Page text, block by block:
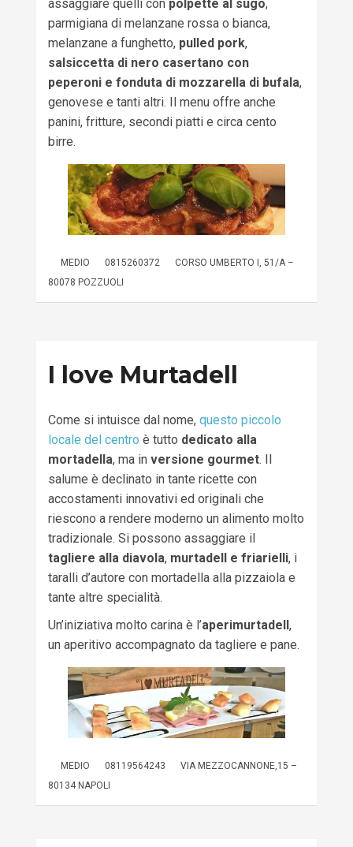
assaggiare quelli con polpette al sugo,
parmigiana di melanzane rossa o bianca,
melanzane a funghetto, pulled pork,
salsiccetta di nero casertano con
peperoni e fonduta di mozzarella di bufala,
genovese e tanti altri. Il menu offre anche
panini, fritture, secondi piatti e circa cento
birre.
MEDIO 0815260372
CORSO UMBERTO I, 51/A –
80078 POZZUOLI
I love Murtadell
Come si intuisce dal nome, questo piccolo
locale del centro è tutto dedicato alla
mortadella, ma in versione gourmet. Il
salume è declinato in tante ricette con
accostamenti innovativi ed originali che
riescono a rendere moderno un alimento molto
tradizionale. Si possono assaggiare il
tagliere alla diavola, murtadell e friarielli, i
taralli d’autore con mortadella alla pizzaiola e
tante altre specialità.
Un’iniziativa molto carina è l’aperimurtadell ,
un aperitivo accompagnato da tagliere e pane.
MEDIO 08119564243
VIA MEZZOCANNONE,15 –
80134 NAPOLI